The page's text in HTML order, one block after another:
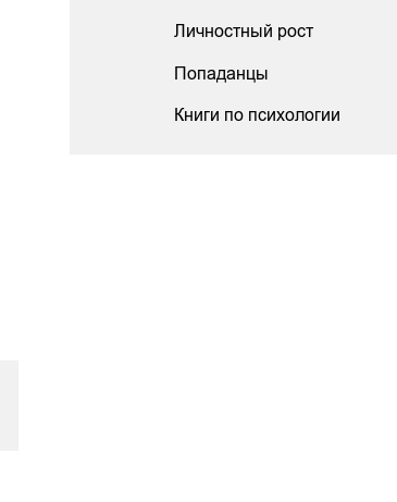
Личностный рост
Попаданцы
Книги по психологии